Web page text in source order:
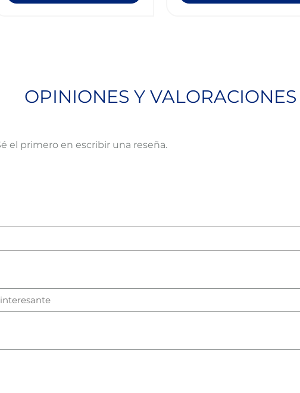
OPINIONES Y VALORACIONES
el primero en escribir una reseña.